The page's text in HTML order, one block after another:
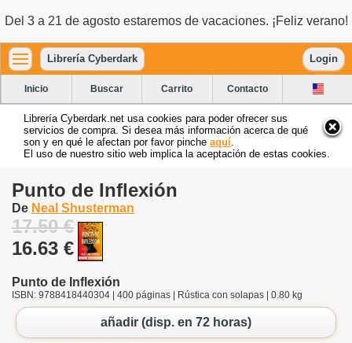
Del 3 a 21 de agosto estaremos de vacaciones. ¡Feliz verano!
Librería Cyberdark Login
Inicio Buscar Carrito Contacto
Librería Cyberdark.net usa cookies para poder ofrecer sus
servicios de compra. Si desea más información acerca de qué
son y en qué le afectan por favor pinche aquí
El uso de nuestro sitio web implica la aceptación de estas cookies.
Punto de Inflexión
De Neal Shusterman
17.50 €
16.63 €
Punto de Inflexión
ISBN: 9788418440304 | 400 páginas | Rústica con solapas | 0.80 kg
añadir (disp. en 72 horas)